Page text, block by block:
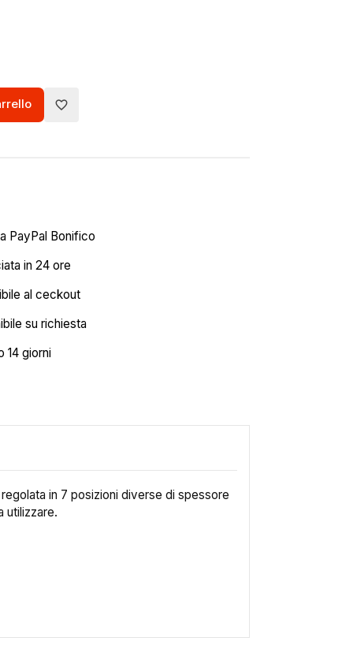
favorite_border
PayPal Bonifico
in 24 ore
al ceckout
su richiesta
14 giorni
in 7 posizioni diverse di spessore
utilizzare.